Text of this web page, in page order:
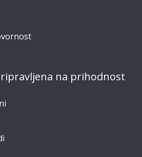
na prihodnost